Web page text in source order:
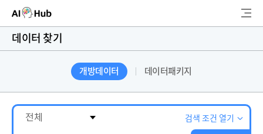
AI-Hub
AI 데이터찾기
색
데이터 찾기
개방데이터 데이터패키지
검색 조건 열기